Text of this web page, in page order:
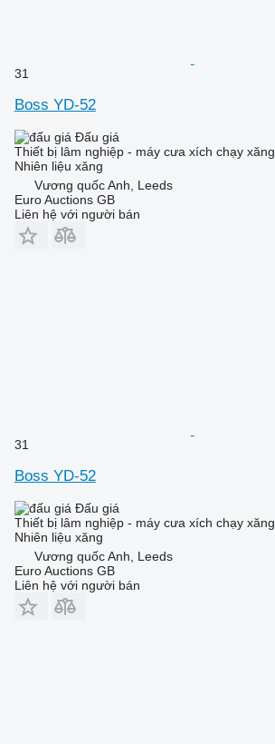
31
Boss YD-52
Đấu giá
Thiết bị lâm nghiệp - máy cưa xích chạy xăng
Nhiên liệu xăng
Vương quốc Anh, Leeds
Euro Auctions GB
Liên hệ với người bán
31
Boss YD-52
Đấu giá
Thiết bị lâm nghiệp - máy cưa xích chạy xăng
Nhiên liệu xăng
Vương quốc Anh, Leeds
Euro Auctions GB
Liên hệ với người bán